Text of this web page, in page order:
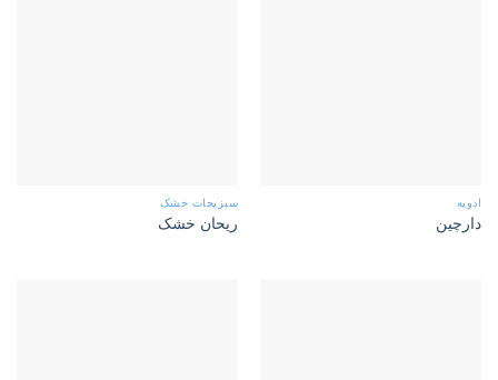
ادویه
دارچین
سبزیجات خشک
ریحان خشک